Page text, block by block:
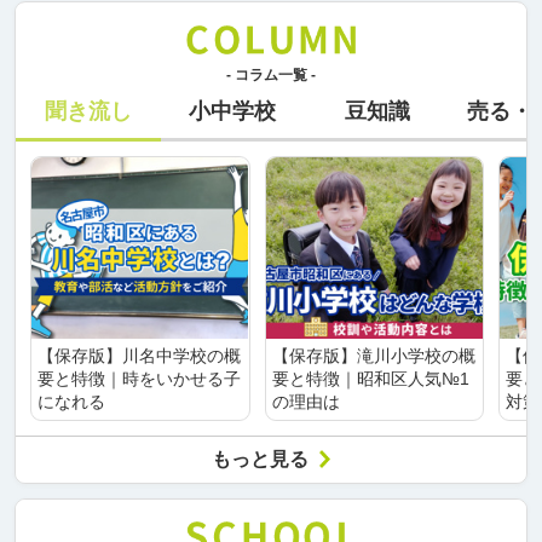
- コラム一覧 -
聞き流し 小中学校 豆知識 売る・
【保存版】川名中学校の概
要と特徴｜時をいかせる子
になれる
【保存版】滝川小学校の概
要と特徴｜昭和区人気№1
の理由は
【
要
対
もっと見る